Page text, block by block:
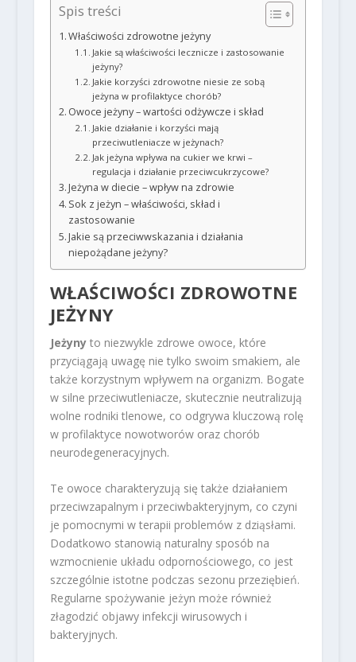
Spis treści
Właściwości zdrowotne jeżyny
Jakie są właściwości lecznicze i zastosowanie
jeżyny?
Jakie korzyści zdrowotne niesie ze sobą
jeżyna w profilaktyce chorób?
Owoce jeżyny – wartości odżywcze i skład
Jakie działanie i korzyści mają
przeciwutleniacze w jeżynach?
Jak jeżyna wpływa na cukier we krwi –
regulacja i działanie przeciwcukrzycowe?
Jeżyna w diecie – wpływ na zdrowie
Sok z jeżyn – właściwości, skład i
zastosowanie
Jakie są przeciwwskazania i działania
niepożądane jeżyny?
WŁAŚCIWOŚCI ZDROWOTNE
JEŻYNY
Jeżynyto niezwykle zdrowe owoce, które
przyciągają uwagę nie tylko swoim smakiem, ale
także korzystnym wpływem na organizm. Bogate
w silne przeciwutleniacze, skutecznie neutralizują
wolne rodniki tlenowe, co odgrywa kluczową rolę
w profilaktyce nowotworów oraz chorób
neurodegeneracyjnych.
Te owoce charakteryzują się także działaniem
przeciwzapalnym i przeciwbakteryjnym, co czyni
je pomocnymi w terapii problemów z dziąsłami.
Dodatkowo stanowią naturalny sposób na
wzmocnienie układu odpornościowego, co jest
szczególnie istotne podczas sezonu przeziębień.
Regularne spożywanie jeżyn może również
złagodzić objawy infekcji wirusowych i
bakteryjnych.